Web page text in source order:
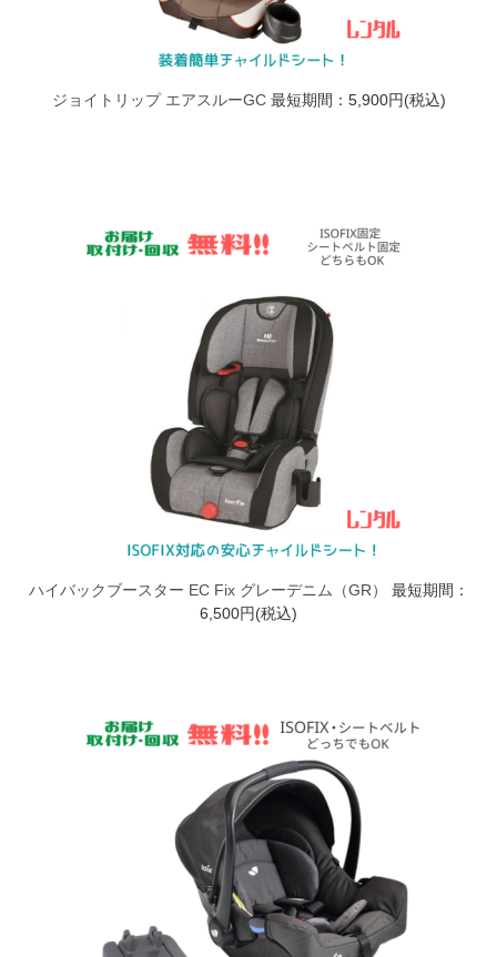
ジョイトリップ エアスルーGC 最短期間：5,900円(税込)
ハイバックブースター EC Fix グレーデニム（GR） 最短期間：
6,500円(税込)